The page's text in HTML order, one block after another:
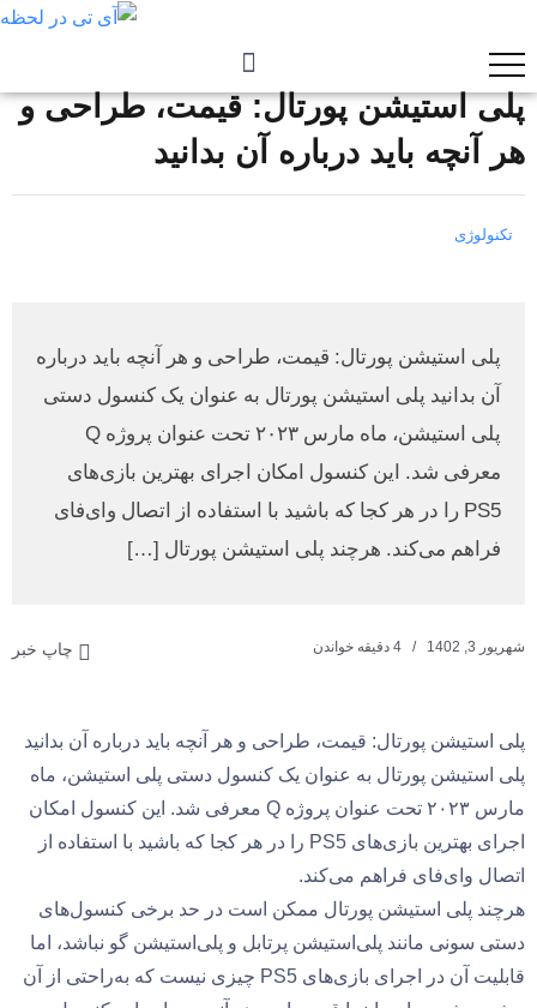
پلی استیشن پورتال: قیمت، طراحی و
هر آنچه باید درباره آن بدانید
تکنولوژی
پلی استیشن پورتال: قیمت، طراحی و هر آنچه باید درباره
آن بدانید پلی استیشن پورتال به عنوان یک کنسول دستی
پلی استیشن، ماه مارس ۲۰۲۳ تحت عنوان پروژه Q
معرفی شد. این کنسول امکان اجرای بهترین بازی‌های
PS5 را در هر کجا که باشید با استفاده از اتصال وا‌ی‌فای
فراهم می‌کند. هرچند پلی استیشن پورتال […]
شهریور 3, 1402 چاپ خبر
پلی استیشن پورتال: قیمت، طراحی و هر آنچه باید درباره آن بدانید
پلی استیشن پورتال به عنوان یک کنسول دستی پلی استیشن، ماه
مارس ۲۰۲۳ تحت عنوان پروژه Q معرفی شد. این کنسول امکان
اجرای بهترین بازی‌های PS5 را در هر کجا که باشید با استفاده از
اتصال وا‌ی‌فای فراهم می‌کند.
هرچند پلی استیشن پورتال ممکن است در حد برخی کنسول‌های
دستی سونی مانند پلی‌استیشن پرتابل و پلی‌استیشن گو نباشد، اما
قابلیت آن در اجرای بازی‌های PS5 چیزی نیست که به‌راحتی از آن